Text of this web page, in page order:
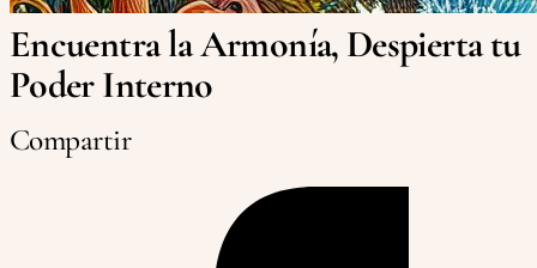
Encuentra la Armonía, Despierta tu
Poder Interno
Compartir